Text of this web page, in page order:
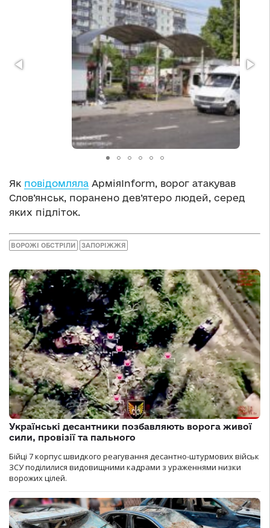
Як повідомляла АрміяInform, ворог атакував
Слов’янськ, поранено дев’ятеро людей, серед
яких підліток.
ВОРОЖІ ОБСТРІЛИ ЗАПОРІЖЖЯ
Українські десантники позбавляють ворога живої
сили, провізії та пального
Бійці 7 корпус швидкого реагування десантно-штурмових військ
ЗСУ поділилися видовищними кадрами з ураженнями низки
ворожих цілей.